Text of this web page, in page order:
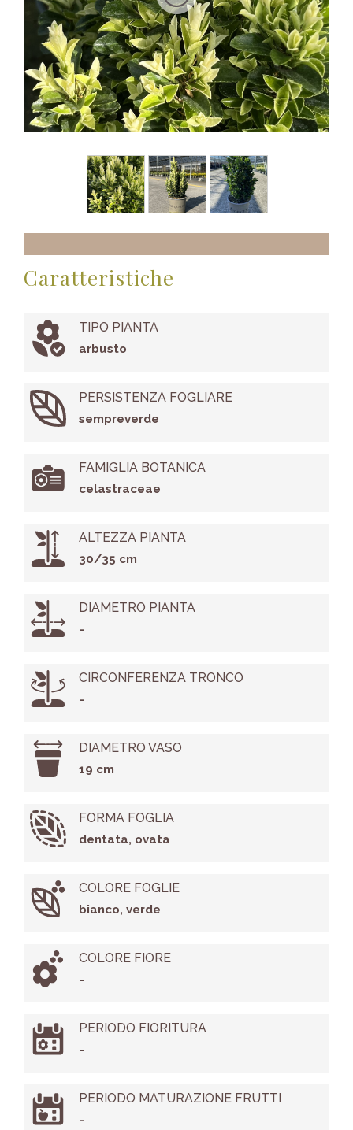
Caratteristiche
TIPO PIANTA
arbusto
PERSISTENZA FOGLIARE
sempreverde
FAMIGLIA BOTANICA
celastraceae
ALTEZZA PIANTA
30/35 cm
DIAMETRO PIANTA
-
CIRCONFERENZA TRONCO
-
DIAMETRO VASO
19 cm
FORMA FOGLIA
dentata, ovata
COLORE FOGLIE
bianco, verde
COLORE FIORE
-
PERIODO FIORITURA
-
PERIODO MATURAZIONE FRUTTI
-